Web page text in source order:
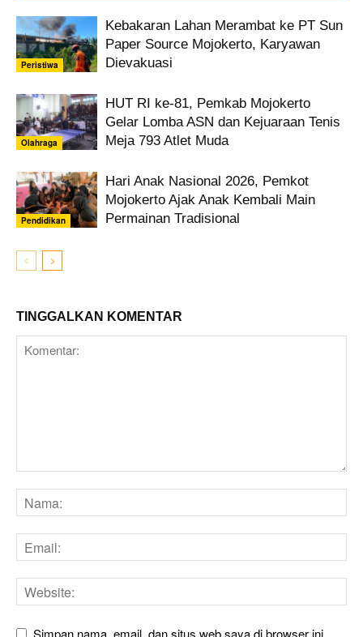
Peristiwa
Kebakaran Lahan Merambat ke PT Sun
Paper Source Mojokerto, Karyawan
Dievakuasi
Olahraga
HUT RI ke-81, Pemkab Mojokerto
Gelar Lomba ASN dan Kejuaraan Tenis
Meja 793 Atlet Muda
Pendidikan
Hari Anak Nasional 2026, Pemkot
Mojokerto Ajak Anak Kembali Main
Permainan Tradisional
TINGGALKAN KOMENTAR
Simpan nama, email, dan situs web saya di browser ini